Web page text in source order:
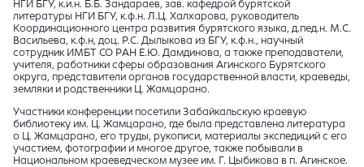
НГИ БГУ, к.и.н. Б.Б. Зандараев, зав. кафедрой бурятской
литературы НГИ БГУ, к.ф.н. Л.Ц. Халхарова, руководитель
Координационного центра развития бурятского языка, д.пед.н. М.С.
Васильева, к.ф.н, доц. Р.С. Дылыкова из БГУ, к.ф.н., научный
сотрудник ИМБТ СО РАН Е.Ю. Дамдинова, а также преподаватели,
учителя, работники сферы образования Агинского Бурятского
округа, представители органов государственной власти, краеведы,
земляки и родственники Ц. Жамцарано.
Участники конференции посетили Забайкальскую краевую
библиотеку им. Ц. Жамцарано, где была представлена литература
о Ц. Жамцарано, его труды, рукописи, материалы экспедиций с его
участием, фотографии и многое другое, также побывали в
Национальном краеведческом музее им. Г. Цыбикова в п. Агинское.